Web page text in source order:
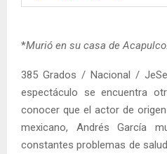
*Murió en su casa de Acapulco.
385 Grados / Nacional /
espectáculo se encuentra
conocer que el actor de
mexicano, Andrés García
constantes problemas de